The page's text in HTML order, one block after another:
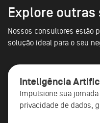
Explore
Nossos consultores estão
solução ideal para o seu
Inteligência
Impulsione sua
privacidade de dados,